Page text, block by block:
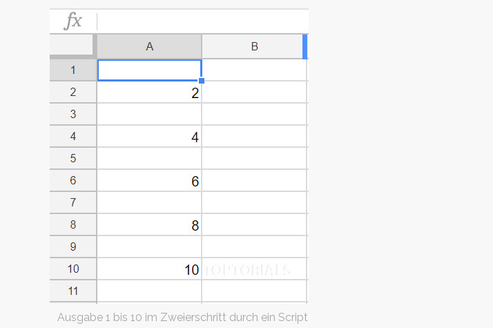
Ausgabe 1 bis 10 im Zweierschritt durch ein Script